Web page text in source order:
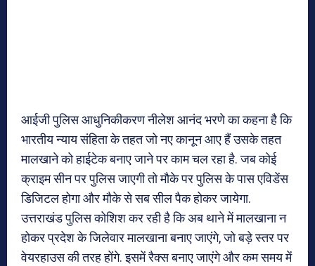
आईजी पुलिस आधुनिकीकरण नीलेश आनंद भरणे का कहना है कि
भारतीय न्याय संहिता के तहत जो नए कानून आए हैं उसके तहत
मालखाने को हाईटेक बनाए जाने पर काम चल रहा है. जब कोई
क्राइम सीन पर पुलिस जाएगी तो मौके पर पुलिस के पास एविडेंस
डिजिटल होगा और मौके से सब सील पैक होकर जायेगा.
उत्तराखंड पुलिस कोशिश कर रही है कि अब थाने में मालखाना न
होकर प्रदेश के जिलेवार मालखाना बनाए जाएंगे, जो बड़े स्तर पर
वेयरहाउस की तरह होंगे. इसमें रैक्स बनाए जाएंगे और कम समय में